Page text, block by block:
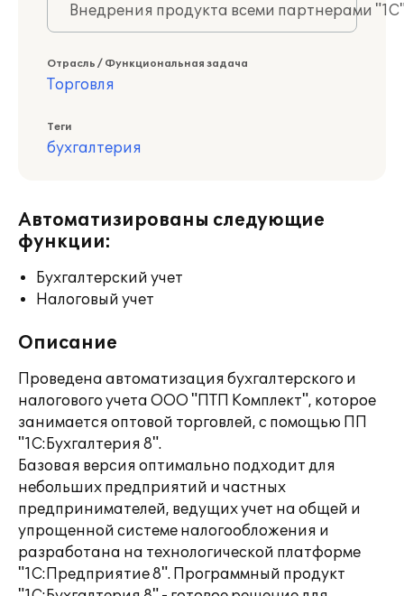
Внедрения продукта всеми партнерами
Отрасль / Функциональная задача
Торговля
Теги
бухгалтерия
Автоматизированы следующие
функции:
Бухгалтерский учет
Налоговый учет
Описание
Проведена автоматизация бухгалтерского и
налогового учета ООО "ПТП Комплект", которое
занимается оптовой торговлей, с помощью ПП
"1С:Бухгалтерия 8".
Базовая версия оптимально подходит для
небольших предприятий и частных
предпринимателей, ведущих учет на общей и
упрощенной системе налогообложения и
разработана на технологической платформе
"1С:Предприятие 8". Программный продукт